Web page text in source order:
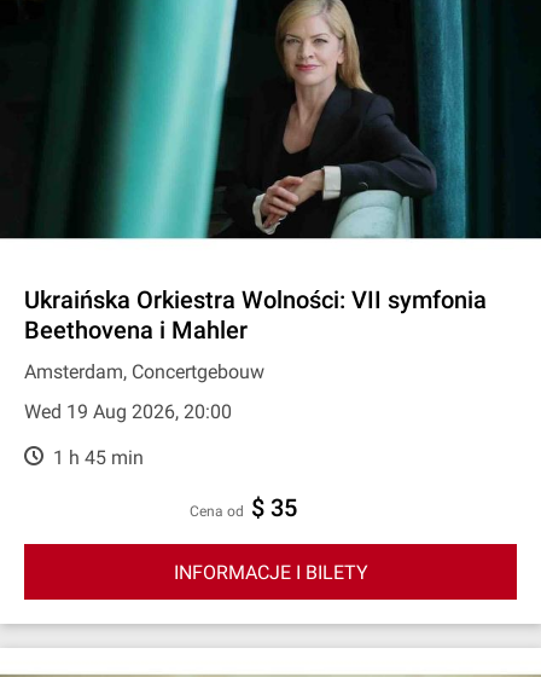
Ukraińska Orkiestra Wolności: VII symfonia
Beethovena i Mahler
Amsterdam, Concertgebouw
Wed 19 Aug 2026, 20:00
1 h 45 min
cena od $ 35
INFORMACJE I BILETY